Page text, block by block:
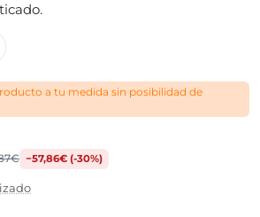
a tu medida sin posibilidad de
−57,86€ (-30%)